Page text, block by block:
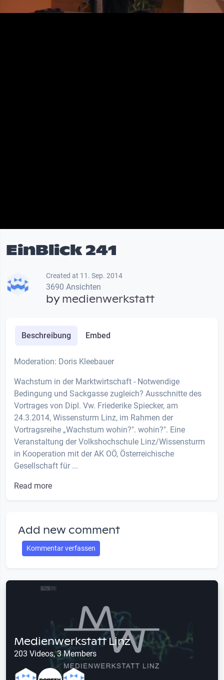
EinBlick 241
Created at 11. Sep. 2014
3690 Ansichten
bymedienwerkstatt
Beschreibung Embed
Moderation: Doris Kleebauer
Wachstum in der Marktwirtschaft - Notwendige
Bedingung und Sackgasse zugleich? Ausschnitte des
Vortrages von Dipl. Vw. Friederike Spiecker, am
24.3.2014, Wissensturm Linz, im Rahmen der
Vortragsreihe „Wachstum wohin?". wohin?". Eine
Veranstaltung der Volkshochschule Linz/Wissensturm
in Kooperation mit der AK OÖ, Österreichische
Gesellschaft für ...
Read more
Add new comment
Kommentar verfassen
Medienwerkstatt Linz
203 Videos, 3 Members